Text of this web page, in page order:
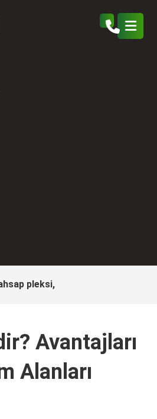
pleksi,
Avantajları
Alanları